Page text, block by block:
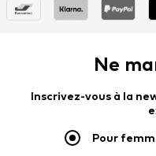
Ne
Inscrivez-vous à la
Pour